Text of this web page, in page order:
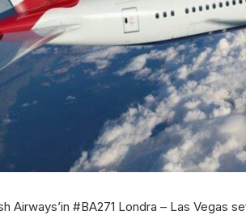
Airways’in #BA271 Londra – Las Vegas